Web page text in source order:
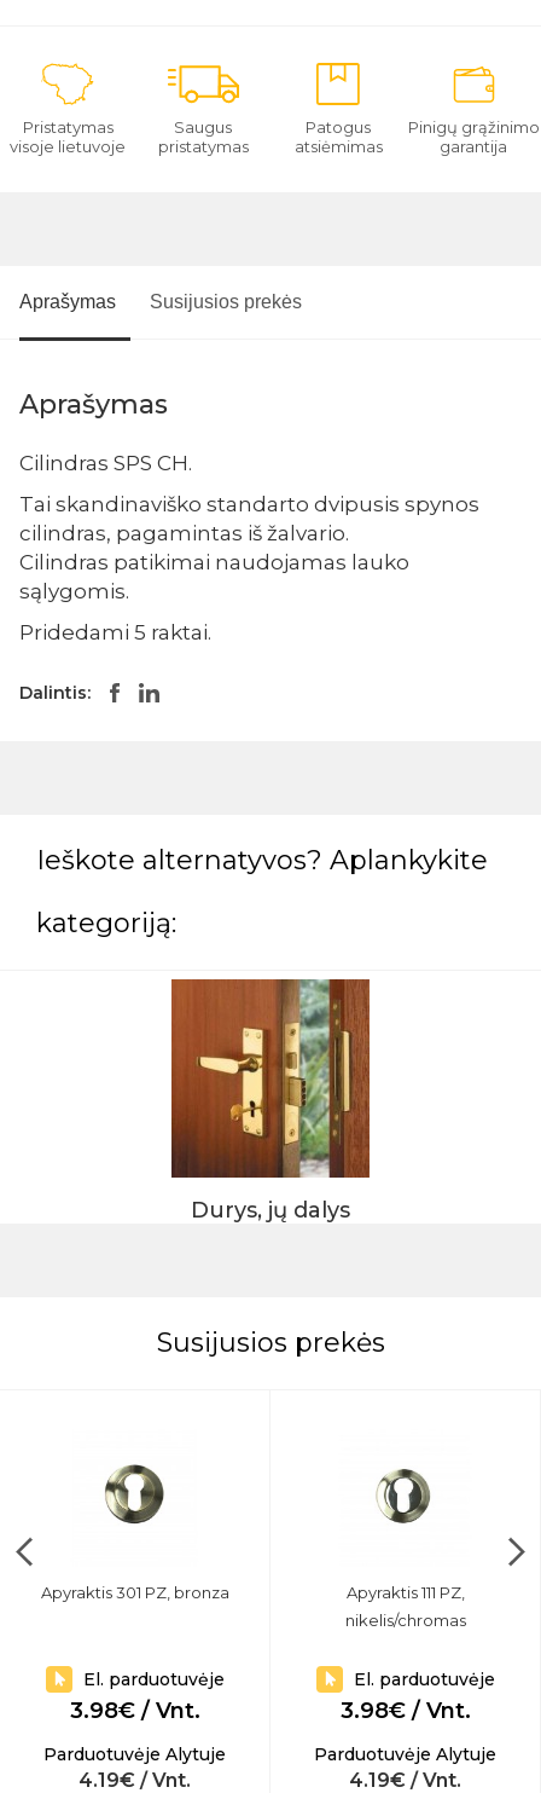
Pristatymas
visoje lietuvoje
Saugus
pristatymas
Patogus
atsiėmimas
Pinigų grąžinimo
garantija
Aprašymas Susijusios prekės
Aprašymas
Cilindras SPS CH.
Tai skandinaviško standarto dvipusis spynos
cilindras, pagamintas iš žalvario.
Cilindras patikimai naudojamas lauko
sąlygomis.
Pridedami 5 raktai.
Dalintis:
Ieškote alternatyvos? Aplankykite
kategoriją:
Durys, jų dalys
Susijusios prekės
Apyraktis 301 PZ, bronza
El. parduotuvėje
3.98€ / Vnt.
Parduotuvėje Alytuje
4.19€ / Vnt.
Apyraktis 111 PZ,
nikelis/chromas
El. parduotuvėje
3.98€ / Vnt.
Parduotuvėje Alytuje
4.19€ / Vnt.